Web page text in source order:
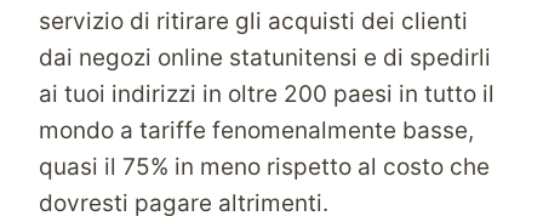
servizio di ritirare gli acquisti dei clienti
dai negozi online statunitensi e di spedirli
ai tuoi indirizzi in oltre 200 paesi in tutto il
mondo a tariffe fenomenalmente basse,
quasi il 75% in meno rispetto al costo che
dovresti pagare altrimenti.